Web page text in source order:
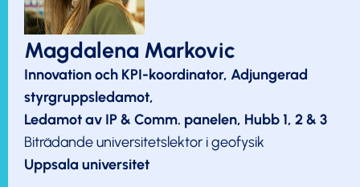
Magdalena Markovic
Innovation och KPI-koordinator, Adjungerad
styrgruppsledamot,
Ledamot av IP & Comm. panelen, Hubb 1, 2 & 3
Biträdande universitetslektor i geofysik
Uppsala universitet